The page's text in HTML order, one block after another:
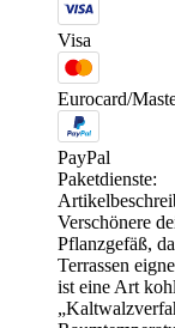
Visa
Eurocard/
PayPal
Paketdienste:
Verschönere
Pflanzgefäß,
Terrassen
ist eine Art